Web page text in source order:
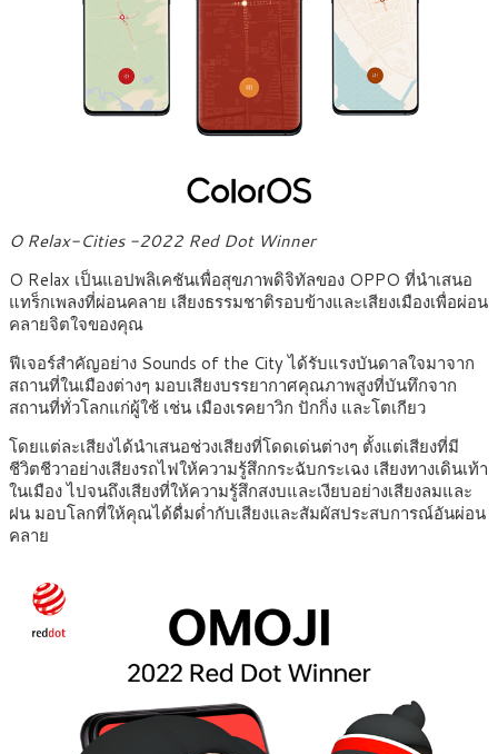
O Relax-Cities -2022 Red Dot Winner
O Relax เป็นแอปพลิเคชันเพื่อสุขภาพดิจิทัลของ OPPO ที่นำเสนอ
แทร็กเพลงที่ผ่อนคลาย เสียงธรรมชาติรอบข้างและเสียงเมืองเพื่อผ่อน
คลายจิตใจของคุณ
ฟีเจอร์สำคัญอย่าง Sounds of the City ได้รับแรงบันดาลใจมาจาก
สถานที่ในเมืองต่างๆ มอบเสียงบรรยากาศคุณภาพสูงที่บันทึกจาก
สถานที่ทั่วโลกแก่ผู้ใช้ เช่น เมืองเรคยาวิก ปักกิ่ง และโตเกียว
โดยแต่ละเสียงได้นำเสนอช่วงเสียงที่โดดเด่นต่างๆ ตั้งแต่เสียงที่มี
ชีวิตชีวาอย่างเสียงรถไฟให้ความรู้สึกกระฉับกระเฉง เสียงทางเดินเท้า
ในเมือง ไปจนถึงเสียงที่ให้ความรู้สึกสงบและเงียบอย่างเสียงลมและ
ฝน มอบโลกที่ให้คุณได้ดื่มด่ำกับเสียงและสัมผัสประสบการณ์อันผ่อน
คลาย